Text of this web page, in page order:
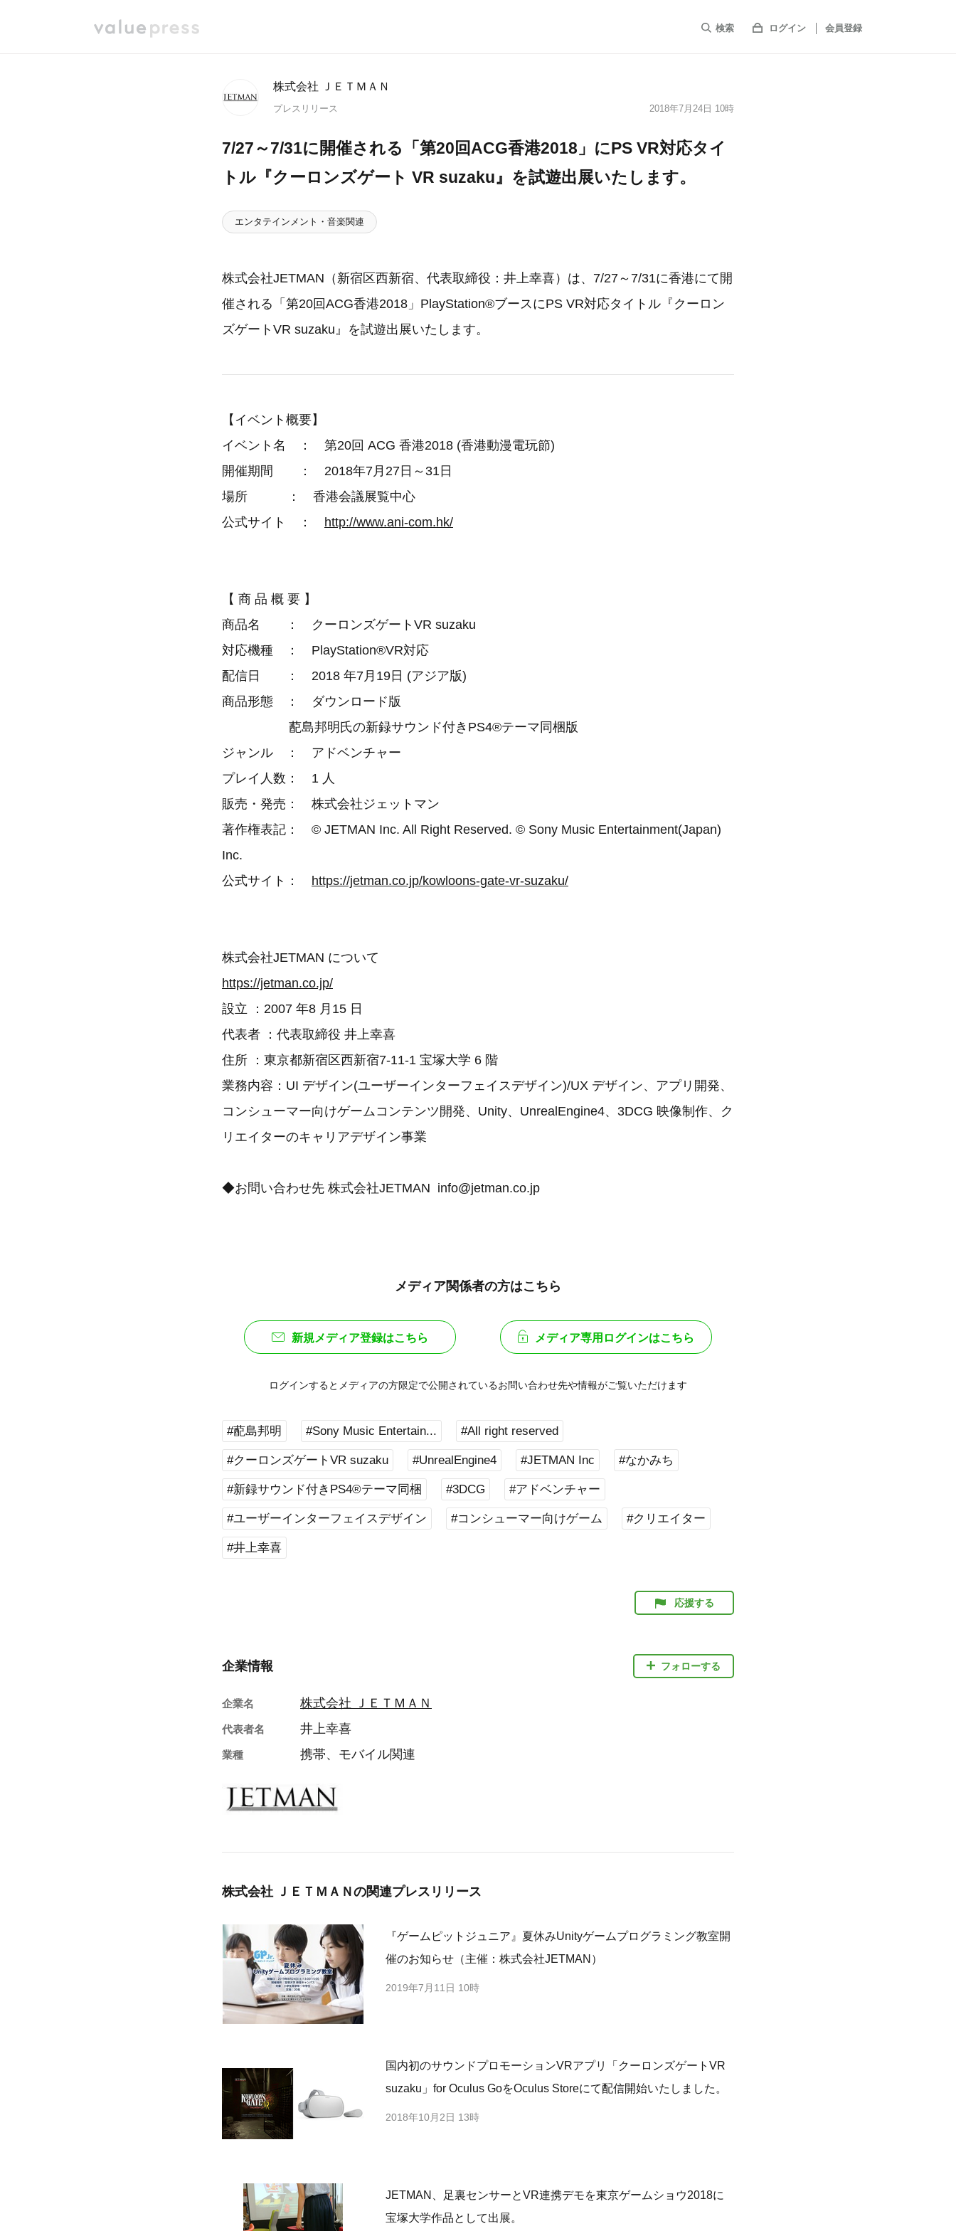
検索 ログイン 会員登録
株式会社 ＪＥＴＭＡＮ
プレスリリース 2018年7月24日 10時
7/27～7/31に開催される「第20回ACG香港2018」にPS VR対応タイ
トル『クーロンズゲート VR suzaku』を試遊出展いたします。
エンタテインメント・音楽関連
株式会社JETMAN（新宿区西新宿、代表取締役：井上幸喜）は、7/27～7/31に香港にて開
催される「第20回ACG香港2018」PlayStation®ブースにPS VR対応タイトル『クーロン
ズゲートVR suzaku』を試遊出展いたします。
【イベント概要】
イベント名 ： 第20回 ACG 香港2018 (香港動漫電玩節)
開催期間 ： 2018年7月27日～31日
場所 ： 香港会議展覧中心
公式サイト ： http://www.ani-com.hk/
【 商 品 概 要 】
商品名 ： クーロンズゲートVR suzaku
対応機種 ： PlayStation®VR対応
配信日 ： 2018 年7月19日 (アジア版)
商品形態 ： ダウンロード版
蓜島邦明氏の新録サウンド付きPS4®テーマ同梱版
ジャンル ： アドベンチャー
プレイ人数： 1 人
販売・発売： 株式会社ジェットマン
著作権表記： © JETMAN Inc. All Right Reserved. © Sony Music Entertainment(Japan)
Inc.
公式サイト： https://jetman.co.jp/kowloons-gate-vr-suzaku/
株式会社JETMAN について
https://jetman.co.jp/
設立 ：2007 年8 月15 日
代表者 ：代表取締役 井上幸喜
住所 ：東京都新宿区西新宿7-11-1 宝塚大学 6 階
業務内容：UI デザイン(ユーザーインターフェイスデザイン)/UX デザイン、アプリ開発、
コンシューマー向けゲームコンテンツ開発、Unity、UnrealEngine4、3DCG 映像制作、ク
リエイターのキャリアデザイン事業
◆お問い合わせ先 株式会社JETMAN info@jetman.co.jp
メディア関係者の方はこちら
新規メディア登録はこちら メディア専用ログインはこちら
ログインするとメディアの方限定で公開されているお問い合わせ先や情報がご覧いただけます
#蓜島邦明 #Sony Music Entertain... #All right reserved
#クーロンズゲートVR suzaku #UnrealEngine4 #JETMAN Inc #なかみち
#新録サウンド付きPS4®テーマ同梱 #3DCG #アドベンチャー
#ユーザーインターフェイスデザイン #コンシューマー向けゲーム #クリエイター
#井上幸喜
応援する
企業情報 フォローする
企業名 株式会社 ＪＥＴＭＡＮ
代表者名 井上幸喜
業種 携帯、モバイル関連
株式会社 ＪＥＴＭＡＮの関連プレスリリース
『ゲームピットジュニア』夏休みUnityゲームプログラミング教室開
催のお知らせ（主催：株式会社JETMAN）
2019年7月11日 10時
国内初のサウンドプロモーションVRアプリ「クーロンズゲートVR
suzaku」for Oculus GoをOculus Storeにて配信開始いたしました。
2018年10月2日 13時
JETMAN、足裏センサーとVR連携デモを東京ゲームショウ2018に
宝塚大学作品として出展。